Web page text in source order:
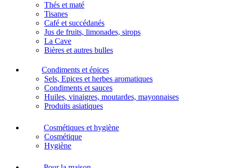
Thés et maté
Tisanes
Café et succédanés
Jus de fruits, limonades, sirops
La Cave
Bières et autres bulles
Condiments et épices
Sels, Epices et herbes aromatiques
Condiments et sauces
Huiles, vinaigres, moutardes, mayonnaises
Produits asiatiques
Cosmétiques et hygiène
Cosmétique
Hygiène